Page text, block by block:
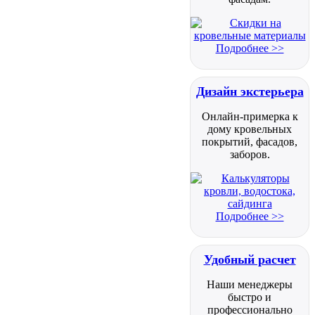
Подробнее >>
Дизайн экстерьера
Онлайн-примерка к
дому кровельных
покрытий, фасадов,
заборов.
Подробнее >>
Удобный расчет
Наши менеджеры
быстро и
профессионально